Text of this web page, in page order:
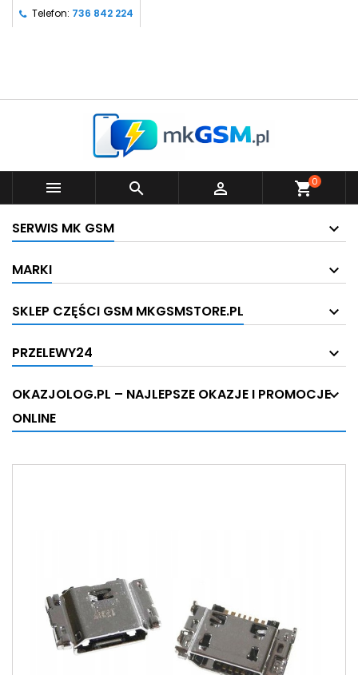
Telefon: 736 842 224
   shopping_cart0
SERWIS MK GSM
MARKI
SKLEP CZĘŚCI GSM MKGSMSTORE.PL
PRZELEWY24
OKAZJOLOG.PL – NAJLEPSZE OKAZJE I PROMOCJE
ONLINE